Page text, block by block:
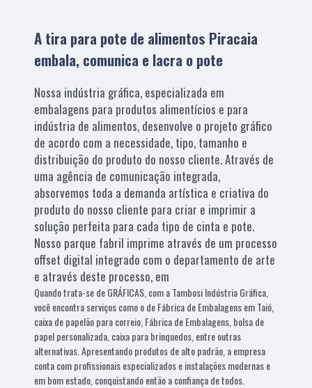
A tira para pote de alimentos Piracaia
embala, comunica e lacra o pote
Nossa indústria gráfica, especializada em
embalagens para produtos alimentícios e para
indústria de alimentos, desenvolve o projeto gráfico
de acordo com a necessidade, tipo, tamanho e
distribuição do produto do nosso cliente. Através de
uma agência de comunicação integrada,
absorvemos toda a demanda artística e criativa do
produto do nosso cliente para criar e imprimir a
solução perfeita para cada tipo de cinta e pote.
Nosso parque fabril imprime através de um processo
offset digital integrado com o departamento de arte
e através deste processo, em
Quando trata-se de GRÁFICAS, com a Tambosi Indústria Gráfica,
você encontra serviços como o de Fábrica de Embalagens em Taió,
caixa de papelão para correio, Fábrica de Embalagens, bolsa de
papel personalizada, caixa para brinquedos, entre outras
alternativas. Apresentando produtos de alto padrão, a empresa
conta com profissionais especializados e instalações modernas e
em bom estado, conquistando então a confiança de todos.